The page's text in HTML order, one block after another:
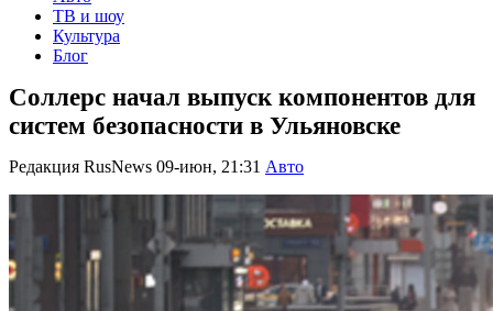
ТВ и шоу
Культура
Блог
Соллерс начал выпуск компонентов для
систем безопасности в Ульяновске
Редакция RusNews 09-июн, 21:31 Авто